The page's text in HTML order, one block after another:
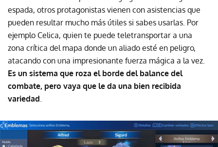
espada, otros protagonistas vienen con asistencias que
pueden resultar mucho más útiles si sabes usarlas. Por
ejemplo Celica, quien te puede teletransportar a una
zona crítica del mapa donde un aliado esté en peligro,
atacando con una impresionante fuerza mágica a la vez.
Es un sistema que roza el borde del balance del
combate, pero vaya que le da una bien recibida
variedad